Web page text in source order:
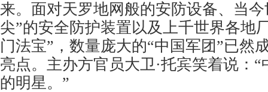
来。面对天罗地网般的安防设备、当
尖”的安全防护装置以及上千世界各地
门法宝”，数量庞大的“中国军团”已然
亮点。主办方官员大卫·托宾笑着说：
的明星。”